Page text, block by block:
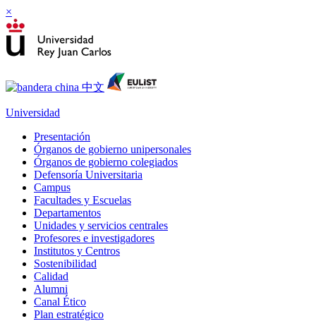
×
Universidad
Presentación
Órganos de gobierno unipersonales
Órganos de gobierno colegiados
Defensoría Universitaria
Campus
Facultades y Escuelas
Departamentos
Unidades y servicios centrales
Profesores e investigadores
Institutos y Centros
Sostenibilidad
Calidad
Alumni
Canal Ético
Plan estratégico